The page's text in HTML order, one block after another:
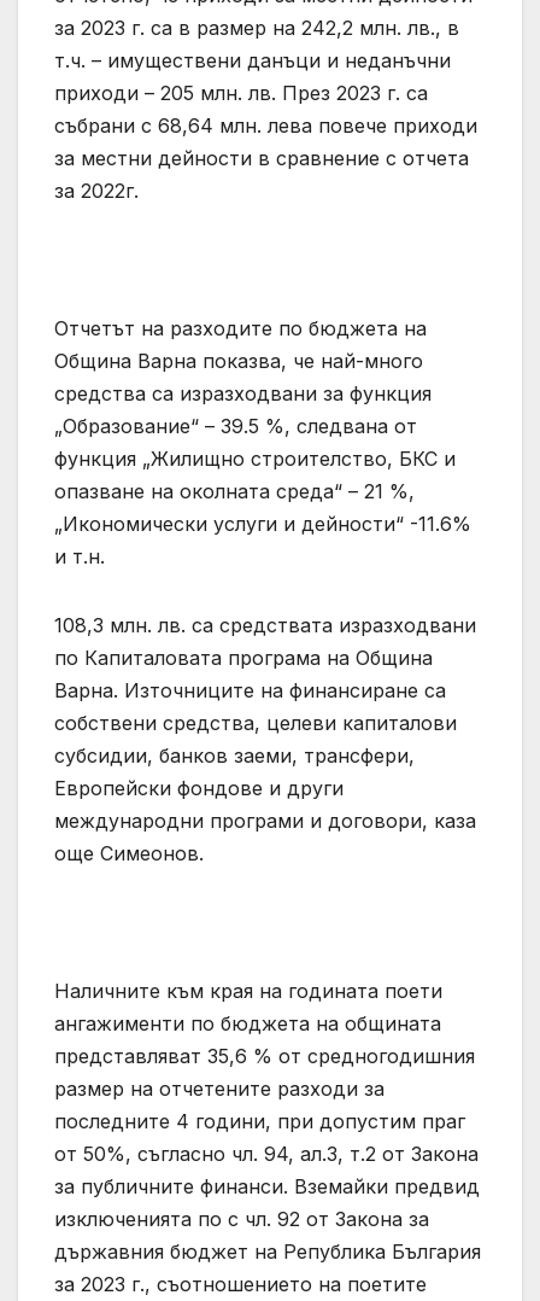
за 2023 г. са в размер на 242,2 млн. лв., в
т.ч. – имуществени данъци и неданъчни
приходи – 205 млн. лв. През 2023 г. са
събрани с 68,64 млн. лева повече приходи
за местни дейности в сравнение с отчета
за 2022г.
Отчетът на разходите по бюджета на
Община Варна показва, че най-много
средства са изразходвани за функция
„Образование“ – 39.5 %, следвана от
функция „Жилищно строителство, БКС и
опазване на околната среда“ – 21 %,
„Икономически услуги и дейности“ -11.6%
и т.н.
108,3 млн. лв. са средствата изразходвани
по Капиталовата програма на Община
Варна. Източниците на финансиране са
собствени средства, целеви капиталови
субсидии, банков заеми, трансфери,
Европейски фондове и други
международни програми и договори, каза
още Симеонов.
Наличните към края на годината поети
ангажименти по бюджета на общината
представляват 35,6 % от средногодишния
размер на отчетените разходи за
последните 4 години, при допустим праг
от 50%, съгласно чл. 94, ал.3, т.2 от Закона
за публичните финанси. Вземайки предвид
изключенията по с чл. 92 от Закона за
държавния бюджет на Република България
за 2023 г., съотношението на поетите